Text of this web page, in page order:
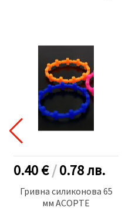
0.40 €/0.78лв.
Гривна силиконова 65
мм АСОРТЕ